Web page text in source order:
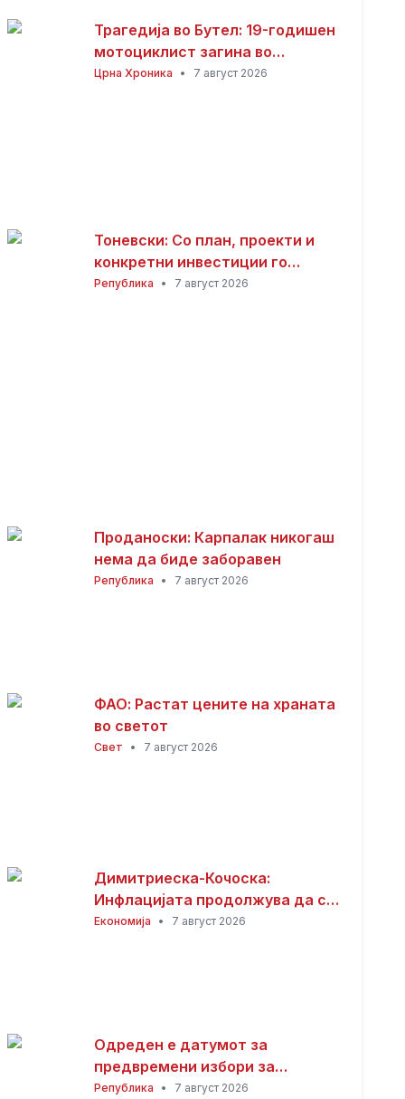
Трагедија во Бутел: 19-годишен
мотоциклист загина во
сообраќајна несреќа
Црна Хроника • 7 август 2026
Тоневски: Со план, проекти и
конкретни инвестиции го
развиваме секое населено
Република • 7 август 2026
Проданоски: Карпалак никогаш
нема да биде заборавен
Република • 7 август 2026
ФАО: Растат цените на храната
во светот
Свет • 7 август 2026
Димитриеска-Кочоска:
Инфлацијата продолжува да се
намалува
Економија • 7 август 2026
Одреден е датумот за
предвремени избори за
градоначалник на Општина
Република • 7 август 2026